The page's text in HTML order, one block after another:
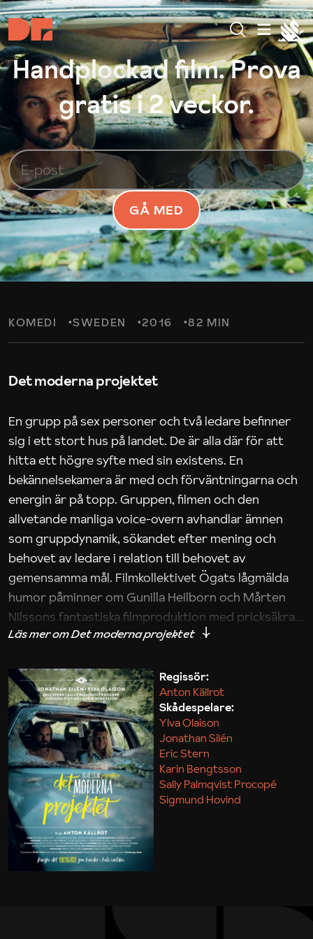
Handplockad film. Prova
gratis i 2 veckor.
GÅ MED
KOMEDI SWEDEN 2016 82 MIN
Det moderna projektet
En grupp på sex personer och två ledare befinner
sig i ett stort hus på landet. De är alla där för att
hitta ett högre syfte med sin existens. En
bekännelsekamera är med och förväntningarna och
energin är på topp. Gruppen, filmen och den
allvetande manliga voice-overn avhandlar ämnen
som gruppdynamik, sökandet efter mening och
behovet av ledare i relation till behovet av
gemensamma mål. Filmkollektivet Ögats lågmälda
humor påminner om Gunilla Heilborn och Mårten
Nilssons fantastiska filmproduktion med pricksäkra
iakttagelser om hur svårt det kan vara att omsätta
Maja Kekonius
Regissör:
Anton Källrot
Skådespelare:
Ylva Olaison
Jonathan Silén
Eric Stern
Karin Bengtsson
Sally Palmqvist Procopé
Sigmund Hovind